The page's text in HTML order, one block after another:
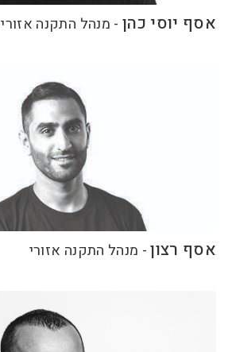
אסף יוסי כהן - מנהל התקנה אזורי
אסף רצון- מנהל התקנה אזורי